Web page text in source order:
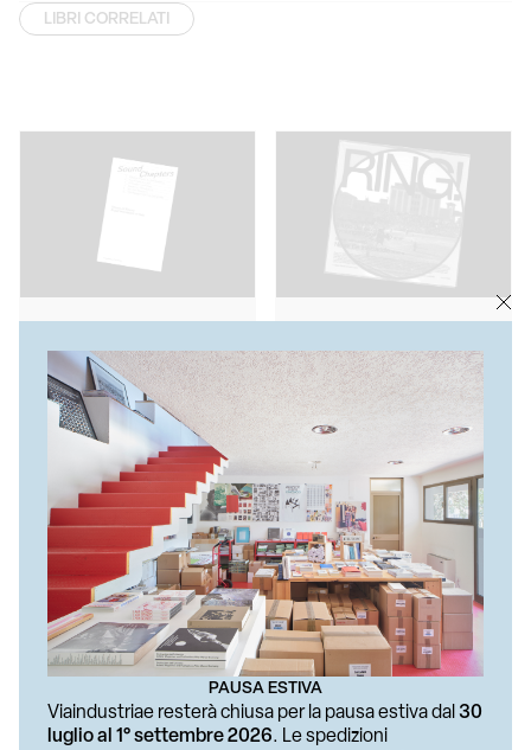
LIBRI CORRELATI
AA. VV.
Sound Chapters. Voices of
Sound Experimentation in
FRANCESCO CAVALIERE, DICK
EL DEMASI…
RING!
PAUSA ESTIVA
Viaindustriae resterà chiusa per la pausa estiva dal30
luglio al 1° settembre 2026. Le spedizioni